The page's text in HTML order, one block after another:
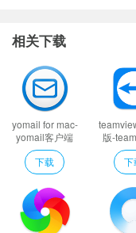
7-32/Win7-64/Win8-32/
很多外置无线网卡也都使用
器下面看到有Realtek、
altek的无线网卡，如果前
卡驱动了。
相关下载
yomail for mac-
yomail客户端
mac版下载 v3.42
下载
版-
for
下